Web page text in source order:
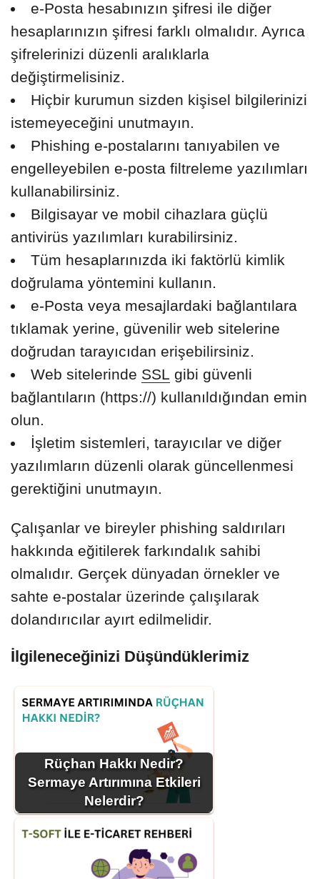
e-Posta hesabınızın şifresi ile diğer
hesaplarınızın şifresi farklı olmalıdır. Ayrıca
şifrelerinizi düzenli aralıklarla
değiştirmelisiniz.
Hiçbir kurumun sizden kişisel bilgilerinizi
istemeyeceğini unutmayın.
Phishing e-postalarını tanıyabilen ve
engelleyebilen e-posta filtreleme yazılımları
kullanabilirsiniz.
Bilgisayar ve mobil cihazlara güçlü
antivirüs yazılımları kurabilirsiniz.
Tüm hesaplarınızda iki faktörlü kimlik
doğrulama yöntemini kullanın.
e-Posta veya mesajlardaki bağlantılara
tıklamak yerine, güvenilir web sitelerine
doğrudan tarayıcıdan erişebilirsiniz.
Web sitelerinde SSL gibi güvenli
bağlantıların (https://) kullanıldığından emin
olun.
İşletim sistemleri, tarayıcılar ve diğer
yazılımların düzenli olarak güncellenmesi
gerektiğini unutmayın.
Çalışanlar ve bireyler phishing saldırıları
hakkında eğitilerek farkındalık sahibi
olmalıdır. Gerçek dünyadan örnekler ve
sahte e-postalar üzerinde çalışılarak
dolandırıcılar ayırt edilmelidir.
İlgileneceğinizi Düşündüklerimiz
Rüçhan Hakkı Nedir?
Sermaye Artırımına Etkileri
Nelerdir?